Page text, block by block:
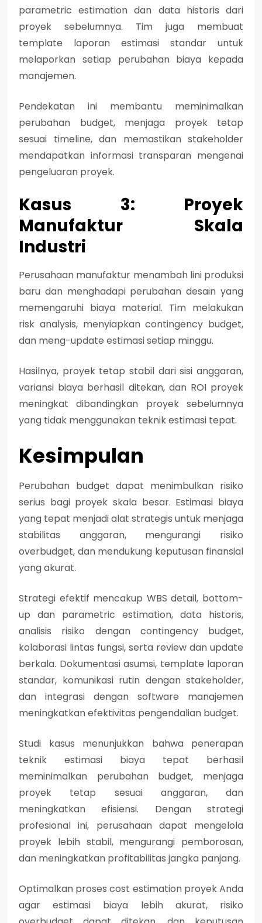
parametric estimation dan data historis dari
proyek sebelumnya. Tim juga membuat
template laporan estimasi standar untuk
melaporkan setiap perubahan biaya kepada
manajemen.
Pendekatan ini membantu meminimalkan
perubahan budget, menjaga proyek tetap
sesuai timeline, dan memastikan stakeholder
mendapatkan informasi transparan mengenai
pengeluaran proyek.
Kasus 3: Proyek
Manufaktur Skala
Industri
Perusahaan manufaktur menambah lini produksi
baru dan menghadapi perubahan desain yang
memengaruhi biaya material. Tim melakukan
risk analysis, menyiapkan contingency budget,
dan meng-update estimasi setiap minggu.
Hasilnya, proyek tetap stabil dari sisi anggaran,
variansi biaya berhasil ditekan, dan ROI proyek
meningkat dibandingkan proyek sebelumnya
yang tidak menggunakan teknik estimasi tepat.
Kesimpulan
Perubahan budget dapat menimbulkan risiko
serius bagi proyek skala besar. Estimasi biaya
yang tepat menjadi alat strategis untuk menjaga
stabilitas anggaran, mengurangi risiko
overbudget, dan mendukung keputusan finansial
yang akurat.
Strategi efektif mencakup WBS detail, bottom-
up dan parametric estimation, data historis,
analisis risiko dengan contingency budget,
kolaborasi lintas fungsi, serta review dan update
berkala. Dokumentasi asumsi, template laporan
standar, komunikasi rutin dengan stakeholder,
dan integrasi dengan software manajemen
meningkatkan efektivitas pengendalian budget.
Studi kasus menunjukkan bahwa penerapan
teknik estimasi biaya tepat berhasil
meminimalkan perubahan budget, menjaga
proyek tetap sesuai anggaran, dan
meningkatkan efisiensi. Dengan strategi
profesional ini, perusahaan dapat mengelola
proyek lebih stabil, mengurangi pemborosan,
dan meningkatkan profitabilitas jangka panjang.
Optimalkan proses cost estimation proyek Anda
agar estimasi biaya lebih akurat, risiko